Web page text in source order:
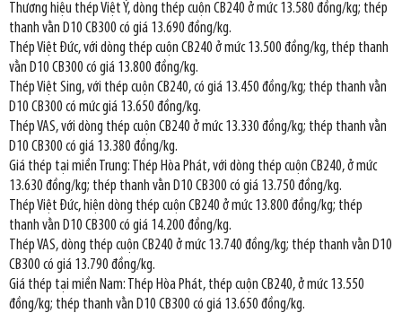
Thương hiệu thép Việt Ý, dòng thép cuộn CB240 ở mức 13.580 đồng/kg; thép
thanh vằn D10 CB300 có giá 13.690 đồng/kg.
Thép Việt Đức, với dòng thép cuộn CB240 ở mức 13.500 đồng/kg, thép thanh
vằn D10 CB300 có giá 13.800 đồng/kg.
Thép Việt Sing, với thép cuộn CB240, có giá 13.450 đồng/kg; thép thanh vằn
D10 CB300 có mức giá 13.650 đồng/kg.
Thép VAS, với dòng thép cuộn CB240 ở mức 13.330 đồng/kg; thép thanh vằn
D10 CB300 có giá 13.380 đồng/kg.
Giá thép tại miền Trung: Thép Hòa Phát, với dòng thép cuộn CB240, ở mức
13.630 đồng/kg; thép thanh vằn D10 CB300 có giá 13.750 đồng/kg.
Thép Việt Đức, hiện dòng thép cuộn CB240 ở mức 13.800 đồng/kg; thép
thanh vằn D10 CB300 có giá 14.200 đồng/kg.
Thép VAS, dòng thép cuộn CB240 ở mức 13.740 đồng/kg; thép thanh vằn D10
CB300 có giá 13.790 đồng/kg.
Giá thép tại miền Nam: Thép Hòa Phát, thép cuộn CB240, ở mức 13.550
đồng/kg; thép thanh vằn D10 CB300 có giá 13.650 đồng/kg.